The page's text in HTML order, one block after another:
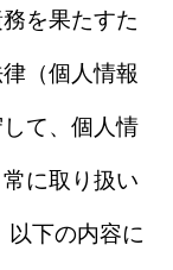
を果たすた
（個人情報
て、個人情
に取り扱い
以下の内容に